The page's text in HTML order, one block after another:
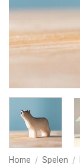
Home / Spelen /